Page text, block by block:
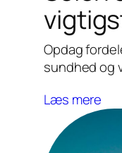
Opdag
sundhed og
Læs mere